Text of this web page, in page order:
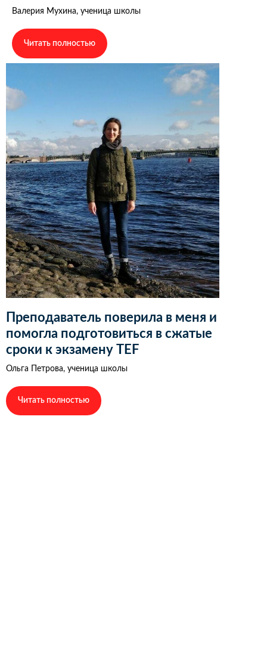
Валерия Мухина, ученица школы
Читать полностью
Преподаватель поверила в меня и
помогла подготовиться в сжатые
сроки к экзамену TEF
Ольга Петрова, ученица школы
Читать полностью